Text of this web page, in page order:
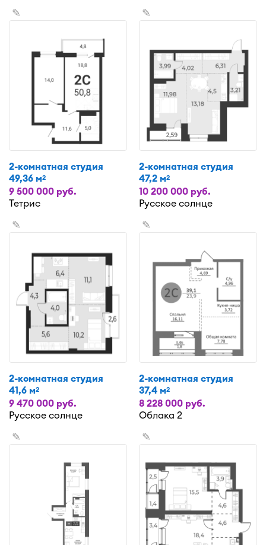
✎
2-комнатная студия
49,36 м2
9 500 000 руб.
Тетрис
✎
2-комнатная студия
47,2 м2
10 200 000 руб.
Русское солнце
✎
2-комнатная студия
41,6 м2
9 470 000 руб.
Русское солнце
✎
2-комнатная студия
37,4 м2
8 228 000 руб.
Облака 2
✎ ✎